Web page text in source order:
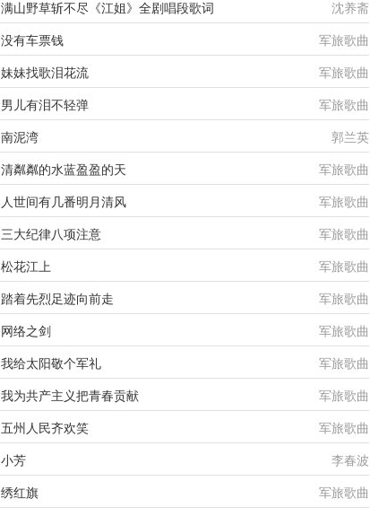
满山野草斩不尽《江姐》全剧唱段歌词 沈养斋
没有车票钱 军旅歌曲
妹妹找歌泪花流 军旅歌曲
男儿有泪不轻弹 军旅歌曲
南泥湾 郭兰英
清粼粼的水蓝盈盈的天 军旅歌曲
人世间有几番明月清风 军旅歌曲
三大纪律八项注意 军旅歌曲
松花江上 军旅歌曲
踏着先烈足迹向前走 军旅歌曲
网络之剑 军旅歌曲
我给太阳敬个军礼 军旅歌曲
我为共产主义把青春贡献 军旅歌曲
五州人民齐欢笑 军旅歌曲
小芳 李春波
绣红旗 军旅歌曲